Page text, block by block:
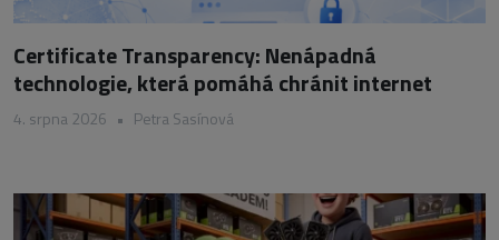
Certificate Transparency: Nenápadná
technologie, která pomáhá chránit internet
4. srpna 2026 • Petra Sasínová